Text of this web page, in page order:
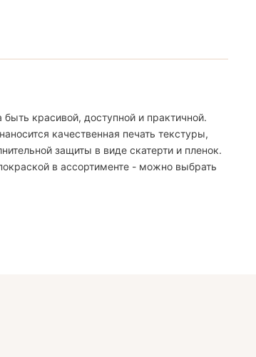
красивой, доступной и практичной.
качественная печать текстуры,
защиты в виде скатерти и пленок.
в ассортименте - можно выбрать